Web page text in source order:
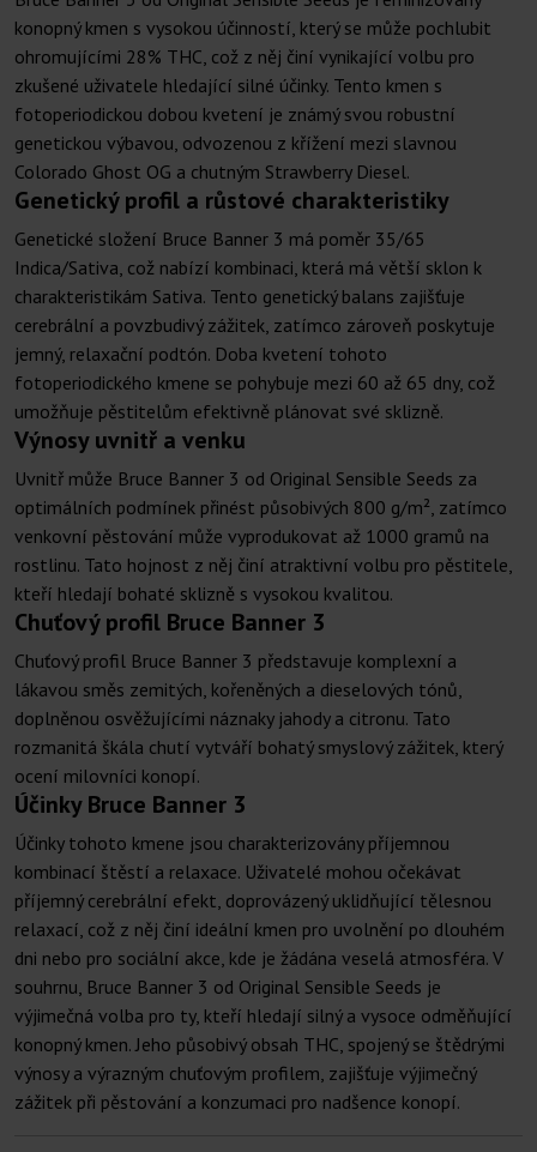
konopný kmen s vysokou účinností, který se může pochlubit
ohromujícími 28% THC, což z něj činí vynikající volbu pro
zkušené uživatele hledající silné účinky. Tento kmen s
fotoperiodickou dobou kvetení je známý svou robustní
genetickou výbavou, odvozenou z křížení mezi slavnou
Colorado Ghost OG a chutným Strawberry Diesel.
Genetický profil a růstové charakteristiky
Genetické složení Bruce Banner 3 má poměr 35/65
Indica/Sativa, což nabízí kombinaci, která má větší sklon k
charakteristikám Sativa. Tento genetický balans zajišťuje
cerebrální a povzbudivý zážitek, zatímco zároveň poskytuje
jemný, relaxační podtón. Doba kvetení tohoto
fotoperiodického kmene se pohybuje mezi 60 až 65 dny, což
umožňuje pěstitelům efektivně plánovat své sklizně.
Výnosy uvnitř a venku
Uvnitř může Bruce Banner 3 od Original Sensible Seeds za
optimálních podmínek přinést působivých 800 g/m², zatímco
venkovní pěstování může vyprodukovat až 1000 gramů na
rostlinu. Tato hojnost z něj činí atraktivní volbu pro pěstitele,
kteří hledají bohaté sklizně s vysokou kvalitou.
Chuťový profil Bruce Banner 3
Chuťový profil Bruce Banner 3 představuje komplexní a
lákavou směs zemitých, kořeněných a dieselových tónů,
doplněnou osvěžujícími náznaky jahody a citronu. Tato
rozmanitá škála chutí vytváří bohatý smyslový zážitek, který
ocení milovníci konopí.
Účinky Bruce Banner 3
Účinky tohoto kmene jsou charakterizovány příjemnou
kombinací štěstí a relaxace. Uživatelé mohou očekávat
příjemný cerebrální efekt, doprovázený uklidňující tělesnou
relaxací, což z něj činí ideální kmen pro uvolnění po dlouhém
dni nebo pro sociální akce, kde je žádána veselá atmosféra. V
souhrnu, Bruce Banner 3 od Original Sensible Seeds je
výjimečná volba pro ty, kteří hledají silný a vysoce odměňující
konopný kmen. Jeho působivý obsah THC, spojený se štědrými
výnosy a výrazným chuťovým profilem, zajišťuje výjimečný
zážitek při pěstování a konzumaci pro nadšence konopí.